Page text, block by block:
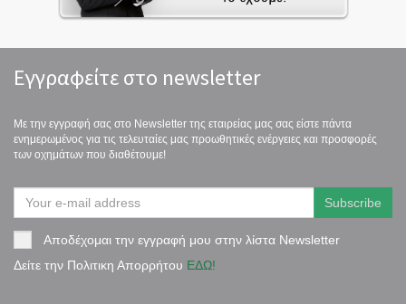
Εγγραφείτε στο newsletter
Με την εγγραφή σας στο Newsletter της εταιρείας μας σας είστε πάντα
ενημερωμένος για τις τελευταίες μας προωθητικές ενέργειες και προσφορές
των οχημάτων που διαθέτουμε!
Αποδέχομαι την εγγραφή μου στην λίστα Newsletter
Δείτε την Πολιτικη Απορρήτου ΕΔΩ!